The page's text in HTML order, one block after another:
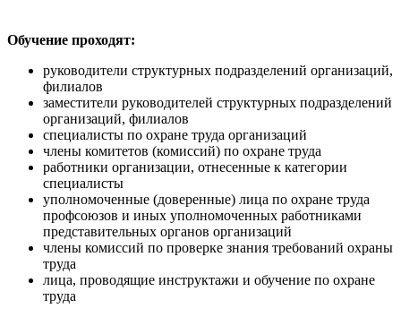
Обучение проходят:
руководители структурных подразделений организаций,
филиалов
заместители руководителей структурных подразделений
организаций, филиалов
специалисты по охране труда организаций
члены комитетов (комиссий) по охране труда
работники организации, отнесенные к категории
специалисты
уполномоченные (доверенные) лица по охране труда
профсоюзов и иных уполномоченных работниками
представительных органов организаций
члены комиссий по проверке знания требований охраны
труда
лица, проводящие инструктажи и обучение по охране
труда